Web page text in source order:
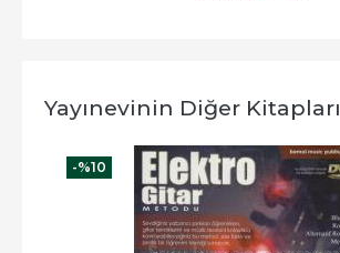
Yayınevinin Diğer Kitapları
-%10